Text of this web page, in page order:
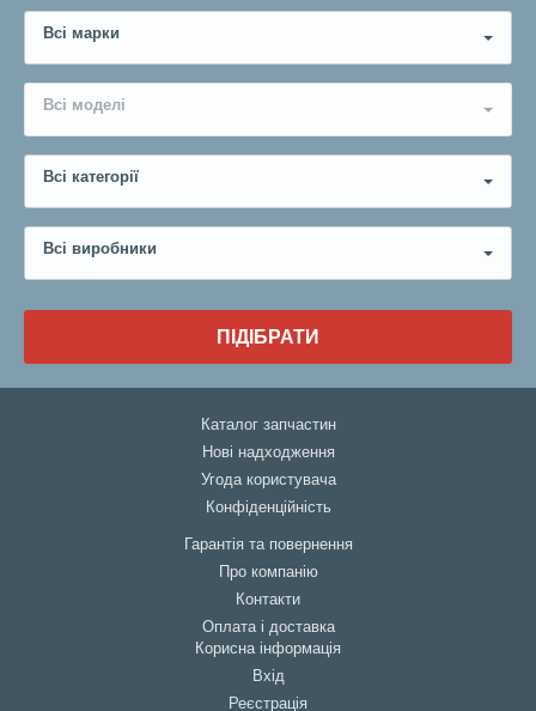
Всі марки
Всі моделі
Всі категорії
Всі виробники
ПІДІБРАТИ
Каталог запчастин
Нові надходження
Угода користувача
Конфіденційність
Гарантія та повернення
Про компанію
Контакти
Оплата і доставка
Корисна інформація
Вхід
Реєстрація